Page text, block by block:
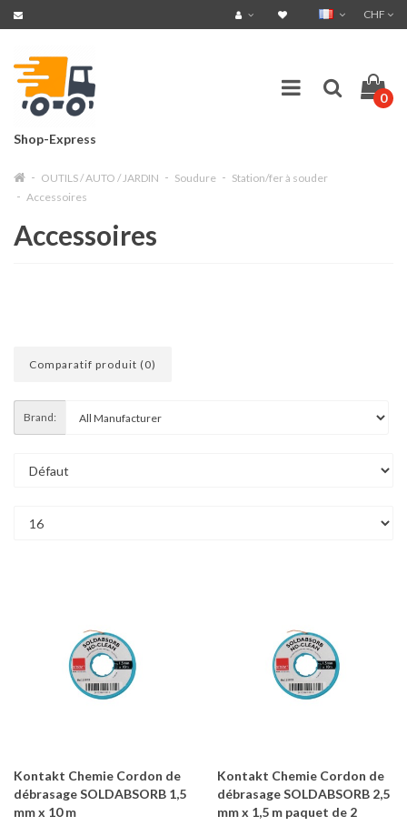
CHF
Shop-Express
0
OUTILS / AUTO / JARDIN Soudure
Station/fer à souder
Accessoires
Accessoires
Comparatif produit (0)
Brand:
Kontakt Chemie Cordon de
débrasage SOLDABSORB 1,5
mm x 10 m
Kontakt Chemie Cordon de
débrasage SOLDABSORB 2,5
mm x 1,5 m paquet de 2